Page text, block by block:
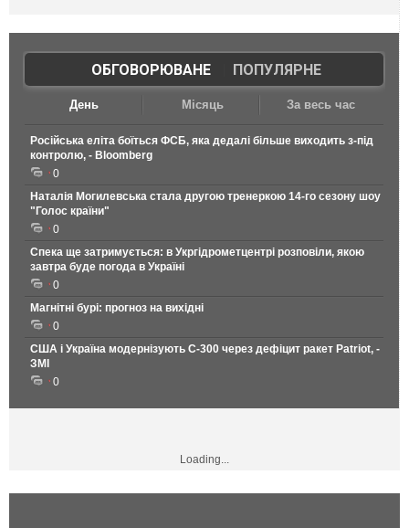
ОБГОВОРЮВАНЕ| ПОПУЛЯРНЕ
День Місяць За весь час
Російська еліта боїться ФСБ, яка дедалі більше виходить з-під
контролю, - Bloomberg
0
Наталія Могилевська стала другою тренеркою 14-го сезону шоу
"Голос країни"
0
Спека ще затримується: в Укргідрометцентрі розповіли, якою
завтра буде погода в Україні
0
Магнітні бурі: прогноз на вихідні
0
США і Україна модернізують С-300 через дефіцит ракет Patriot, -
ЗМІ
0
Loading...